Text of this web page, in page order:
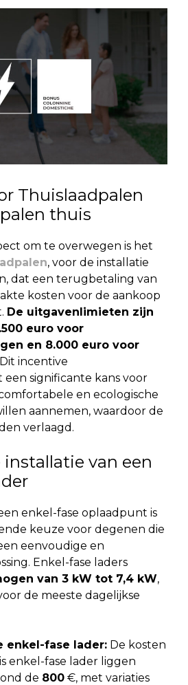
Thuislaadpalen
thuis
om te overwegen is het
, voor de installatie
dat een terugbetaling van
kosten voor de aankoop
De uitgavenlimieten zijn
euro voor
en 8.000 euro voor
Dit incentive
significante kans voor
en ecologische
aannemen, waardoor de
verlaagd.
installatie van een
enkel-fase oplaadpunt is
keuze voor degenen die
eenvoudige en
Enkel-fase laders
van 3 kW tot 7,4 kW,
de meeste dagelijkse
enkel-fase lader: De kosten
enkel-fase lader liggen
de 800 €, met variaties